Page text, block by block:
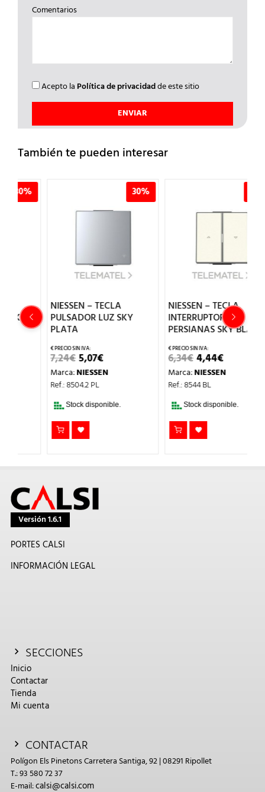
Comentarios
Acepto la Política de privacidadde este sitio
También te pueden interesar
NIESSEN – TECLA
PULSADOR LUZ SKY
PLATA
EL
PRECIO
ORIGINAL
ERA:
5,07€EL
PRECIO
ACTUAL
ES:
NIESSEN
Ref.: 8504.2 PL
Stock disponible.
NIESSEN – TECLA
INTERRUPTOR
PERSIANAS SKY BLANCO
EL
PRECIO
ORIGINAL
ERA:
4,44€EL
PRECIO
ACTUAL
ES:
NIESSEN
Ref.: 8544 BL
Stock disponible.
Versión 1.6.1
PORTES CALSI
INFORMACIÓN LEGAL
SECCIONES
Inicio
Contactar
Tienda
Mi cuenta
CONTACTAR
Polígon Els Pinetons Carretera Santiga, 92 | 08291 Ripollet
T.: 93 580 72 37
E-mail:calsi@calsi.com